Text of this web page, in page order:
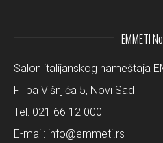
EMMETI
Salon italijanskog nameštaja
Filipa Višnjića 5, Novi Sad
Tel: 021 66 12 000
E-mail: info@emmeti.rs